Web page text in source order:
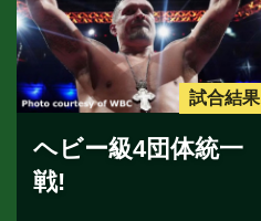
試合結果
ヘビー級4団体統一
戦!